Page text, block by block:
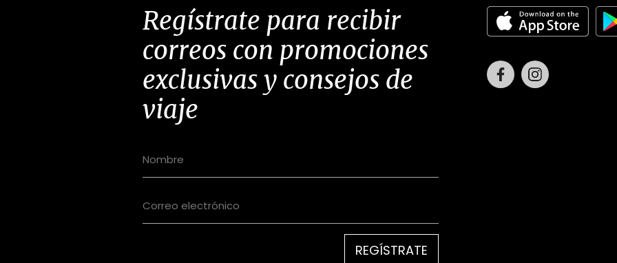
Regístrate para recibir
correos con promociones
exclusivas y consejos de
viaje
REGÍSTRATE
Facebook